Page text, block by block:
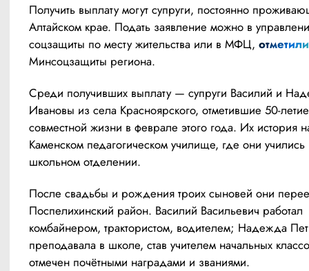
Получить выплату могут супруги, постоянно
Алтайском крае. Подать заявление можно в
соцзащиты по месту жительства или в МФЦ,
Минсоцзащиты региона.
Среди получивших выплату — супруги Василий и
Ивановы из села Красноярского, отметившие 50-летие
совместной жизни в феврале этого года. Их история
Каменском педагогическом училище, где они учились
школьном отделении.
После свадьбы и рождения троих сыновей они
Поспелихинский район. Василий Васильевич работал
комбайнером, трактористом, водителем; Надежда
преподавала в школе, став учителем начальных
отмечен почётными наградами и званиями.